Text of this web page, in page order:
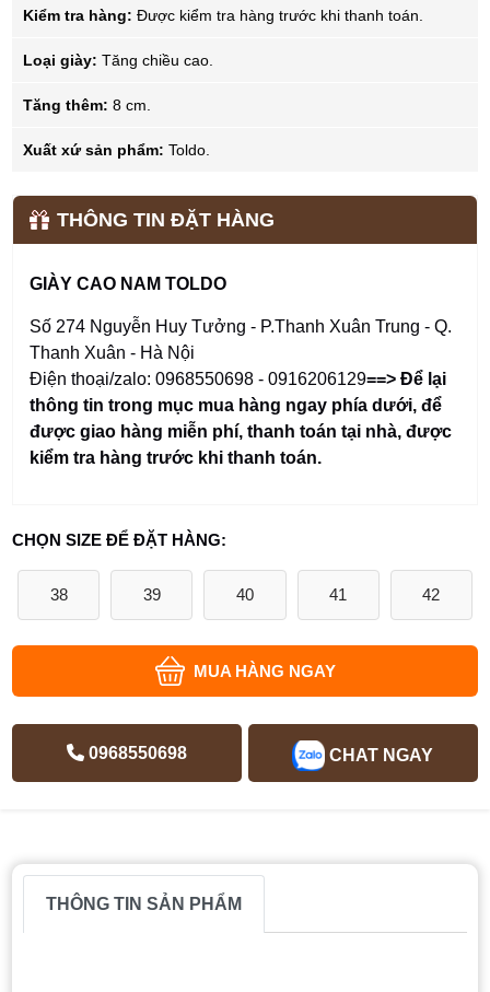
Kiểm tra hàng: Được kiểm tra hàng trước khi thanh toán.
Loại giày: Tăng chiều cao.
Tăng thêm: 8 cm.
Xuất xứ sản phẩm: Toldo.
THÔNG TIN ĐẶT HÀNG
GIÀY CAO NAM TOLDO
Số 274 Nguyễn Huy Tưởng - P.Thanh Xuân Trung - Q.
Thanh Xuân - Hà Nội
Điện thoại/zalo: 0968550698 - 0916206129==> Để lại
thông tin trong mục mua hàng ngay phía dưới,để
được giao hàng miễn phí, thanh toán tại nhà, được
kiểm tra hàng trước khi thanh toán.
CHỌN SIZE ĐỂ ĐẶT HÀNG:
38 39 40 41 42
MUA HÀNG NGAY
0968550698 CHAT NGAY
THÔNG TIN SẢN PHẨM